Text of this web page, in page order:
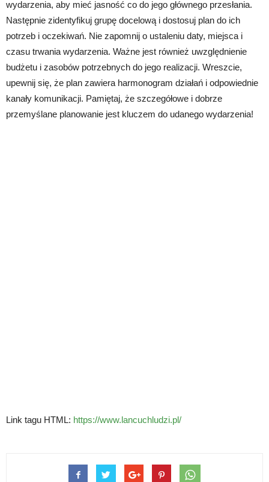
wydarzenia, aby mieć jasność co do jego głównego przesłania.
Następnie zidentyfikuj grupę docelową i dostosuj plan do ich
potrzeb i oczekiwań. Nie zapomnij o ustaleniu daty, miejsca i
czasu trwania wydarzenia. Ważne jest również uwzględnienie
budżetu i zasobów potrzebnych do jego realizacji. Wreszcie,
upewnij się, że plan zawiera harmonogram działań i odpowiednie
kanały komunikacji. Pamiętaj, że szczegółowe i dobrze
przemyślane planowanie jest kluczem do udanego wydarzenia!
Link tagu HTML: https://www.lancuchludzi.pl/